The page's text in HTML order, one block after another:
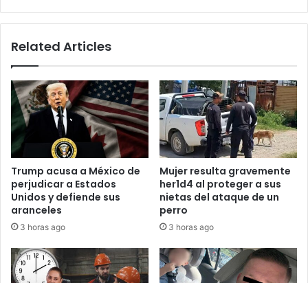
Related Articles
Trump acusa a México de
perjudicar a Estados
Unidos y defiende sus
aranceles
3 horas ago
Mujer resulta gravemente
her1d4 al proteger a sus
nietas del ataque de un
perro
3 horas ago